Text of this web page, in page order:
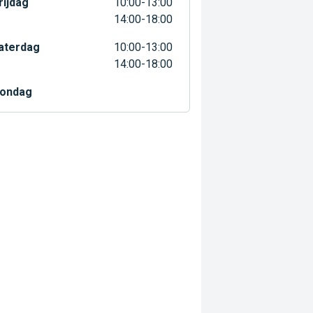
14:00-18:00
10:00-13:00
14:00-18:00